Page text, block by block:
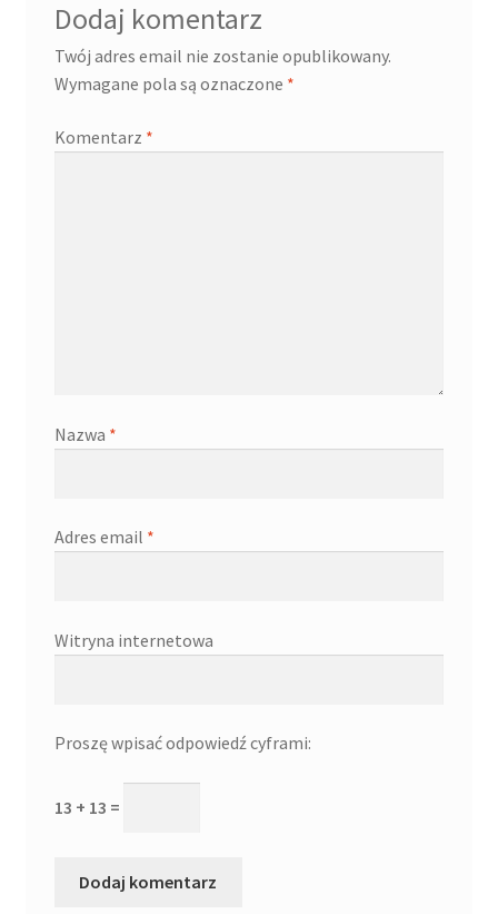
Dodaj komentarz
Twój adres email nie zostanie opublikowany.
Wymagane pola są oznaczone *
Komentarz *
Nazwa *
Adres email *
Witryna internetowa
Proszę wpisać odpowiedź cyframi:
13 + 13 =